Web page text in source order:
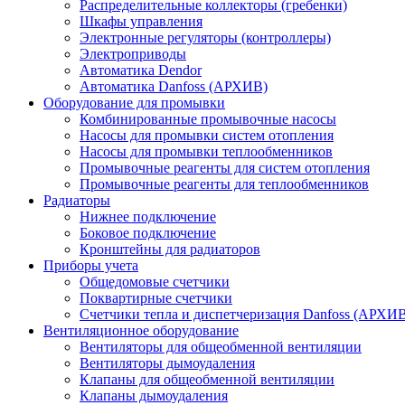
Распределительные коллекторы (гребенки)
Шкафы управления
Электронные регуляторы (контроллеры)
Электроприводы
Автоматика Dendor
Автоматика Danfoss (АРХИВ)
Оборудование для промывки
Комбинированные промывочные насосы
Насосы для промывки систем отопления
Насосы для промывки теплообменников
Промывочные реагенты для систем отопления
Промывочные реагенты для теплообменников
Радиаторы
Нижнее подключение
Боковое подключение
Кронштейны для радиаторов
Приборы учета
Общедомовые счетчики
Поквартирные счетчики
Счетчики тепла и диспетчеризация Danfoss
Вентиляционное оборудование
Вентиляторы для общеобменной вентиляции
Вентиляторы дымоудаления
Клапаны для общеобменной вентиляции
Клапаны дымоудаления